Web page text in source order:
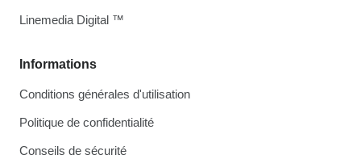
Informations
Conditions générales d'utilisation
Politique de confidentialité
Conseils de sécurité
Linemedia Digital ™